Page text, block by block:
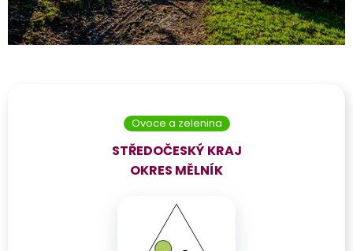
Ovoce a zelenina
STŘEDOČESKÝ KRAJ
OKRES MĚLNÍK